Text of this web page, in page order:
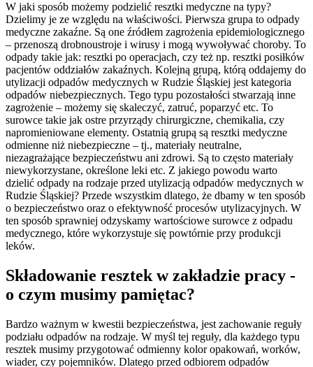
W jaki sposób możemy podzielić resztki medyczne na typy?
Dzielimy je ze względu na właściwości. Pierwsza grupa to odpady
medyczne zakaźne. Są one źródłem zagrożenia epidemiologicznego
– przenoszą drobnoustroje i wirusy i mogą wywoływać choroby. To
odpady takie jak: resztki po operacjach, czy też np. resztki posiłków
pacjentów oddziałów zakaźnych. Kolejną grupą, którą oddajemy do
utylizacji odpadów medycznych w Rudzie Śląskiej jest kategoria
odpadów niebezpiecznych. Tego typu pozostałości stwarzają inne
zagrożenie – możemy się skaleczyć, zatruć, poparzyć etc. To
surowce takie jak ostre przyrządy chirurgiczne, chemikalia, czy
napromieniowane elementy. Ostatnią grupą są resztki medyczne
odmienne niż niebezpieczne – tj., materiały neutralne,
niezagrażające bezpieczeństwu ani zdrowi. Są to często materiały
niewykorzystane, określone leki etc. Z jakiego powodu warto
dzielić odpady na rodzaje przed utylizacją odpadów medycznych w
Rudzie Śląskiej? Przede wszystkim dlatego, że dbamy w ten sposób
o bezpieczeństwo oraz o efektywność procesów utylizacyjnych. W
ten sposób sprawniej odzyskamy wartościowe surowce z odpadu
medycznego, które wykorzystuje się powtórnie przy produkcji
leków.
Składowanie resztek w zakładzie pracy -
o czym musimy pamiętac?
Bardzo ważnym w kwestii bezpieczeństwa, jest zachowanie reguły
podziału odpadów na rodzaje. W myśl tej reguły, dla każdego typu
resztek musimy przygotować odmienny kolor opakowań, worków,
wiader, czy pojemników. Dlatego przed odbiorem odpadów